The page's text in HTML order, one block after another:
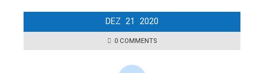
DEZ 21 2020
0 COMMENTS